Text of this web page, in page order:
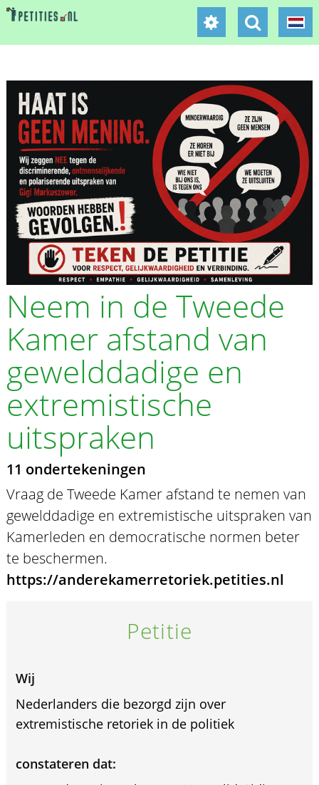
Neem in de Tweede
Kamer afstand van
gewelddadige en
extremistische
uitspraken
11 ondertekeningen
Vraag de Tweede Kamer afstand te nemen van
gewelddadige en extremistische uitspraken van
Kamerleden en democratische normen beter
te beschermen.
https://anderekamerretoriek.petities.nl
Petitie
Wij
Nederlanders die bezorgd zijn over
extremistische retoriek in de politiek
constateren dat: